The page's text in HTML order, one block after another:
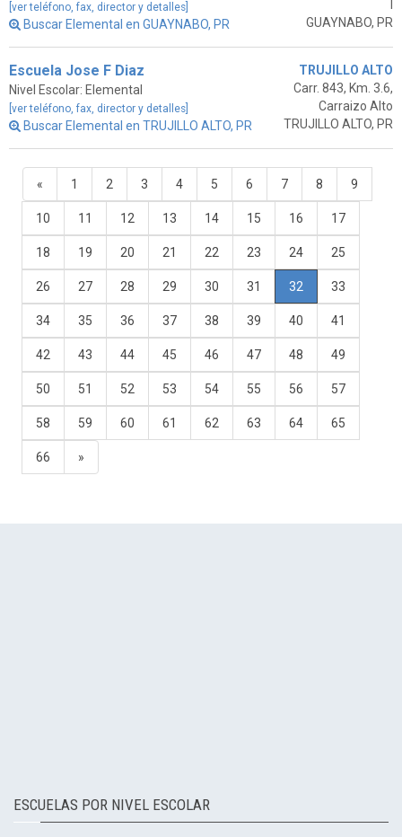
[ver teléfono, fax, director y detalles]
Buscar Elemental en GUAYNABO, PR
GUAYNABO, PR
Escuela Jose F Diaz
Nivel Escolar: Elemental
[ver teléfono, fax, director y detalles]
Buscar Elemental en TRUJILLO ALTO, PR
TRUJILLO ALTO
Carr. 843, Km. 3.6,
Carraizo Alto
TRUJILLO ALTO, PR
« 1 2 3 4 5 6 7 8 9
10 11 12 13 14 15 16 17
18 19 20 21 22 23 24 25
26 27 28 29 30 31 32 33
34 35 36 37 38 39 40 41
42 43 44 45 46 47 48 49
50 51 52 53 54 55 56 57
58 59 60 61 62 63 64 65
66 »
ESCUELAS POR NIVEL ESCOLAR